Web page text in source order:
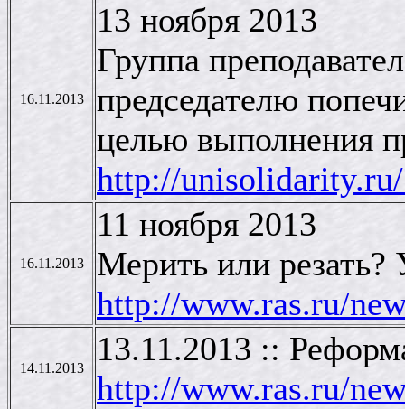
16.11.2013
13 ноября 2013
Группа
председателю
целью выполнения
http://
16.11.2013
11 ноября 2013
Мерить или резать?
http://www.ras.ru/
14.11.2013
13.11.2013 ::
http://www.ras.ru/